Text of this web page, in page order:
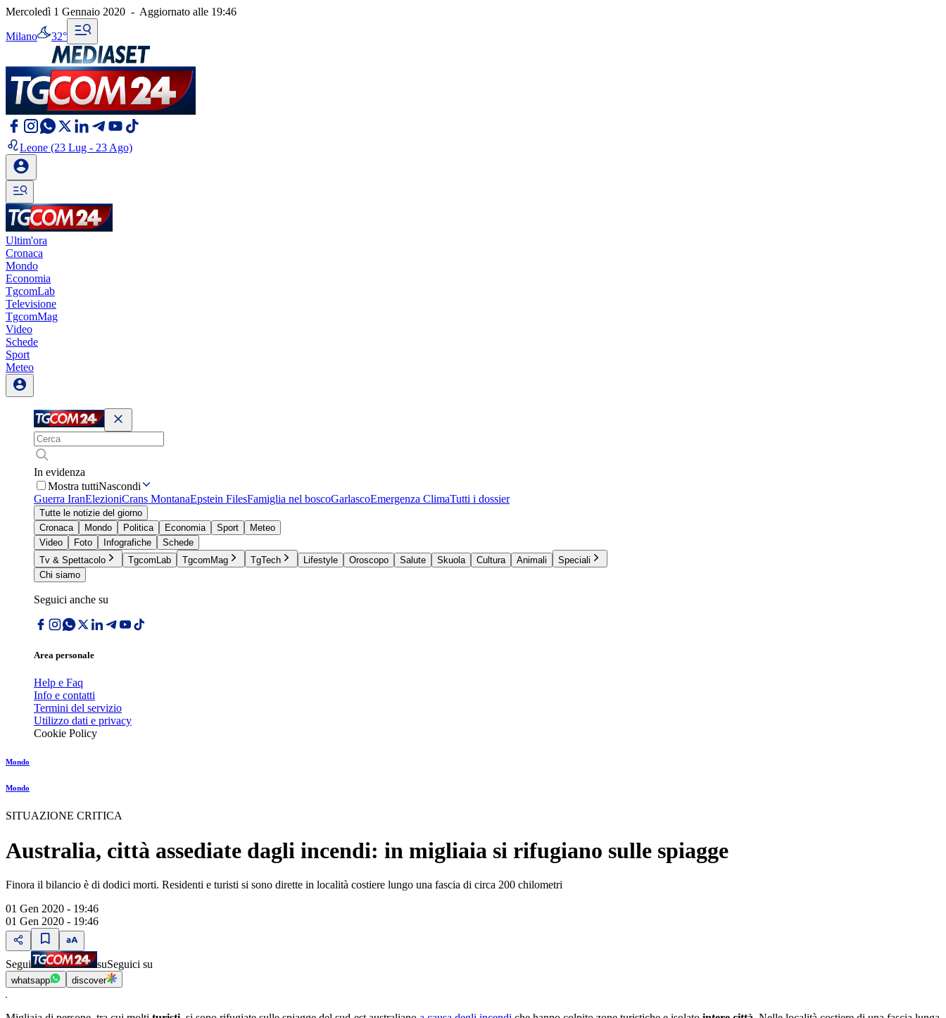
Mercoledì 1 Gennaio 2020 - Aggiornato alle 19:46
Milano 32°
Leone (23 Lug - 23 Ago)
Ultim'ora
Cronaca
Mondo
Economia
TgcomLab
Televisione
TgcomMag
Video
Schede
Sport
Meteo
In evidenza
Mostra tuttiNascondi
Guerra IranElezioniCrans MontanaEpstein FilesFamiglia nel boscoGarlascoEmergenza ClimaTutti i dossier
Tutte le notizie del giorno
Cronaca
Mondo Politica Economia Sport
Meteo
Video
Foto Infografiche
Schede
Tv & Spettacolo
TgcomLab TgcomMag TgTech Lifestyle Oroscopo Salute Skuola Cultura Animali
Speciali
Chi siamo
Seguici anche su
Area personale
Help e Faq
Info e contatti
Termini del servizio
Utilizzo dati e privacy
Cookie Policy
Mondo
Mondo
SITUAZIONE CRITICA
Australia, città assediate dagli incendi: in migliaia si rifugiano sulle spiagge
Finora il bilancio è di dodici morti. Residenti e turisti si sono dirette in località costiere lungo una fascia di circa 200 chilometri
01 Gen 2020 - 19:46
01 Gen 2020 - 19:46
Segui suSeguici su
whatsapp discover